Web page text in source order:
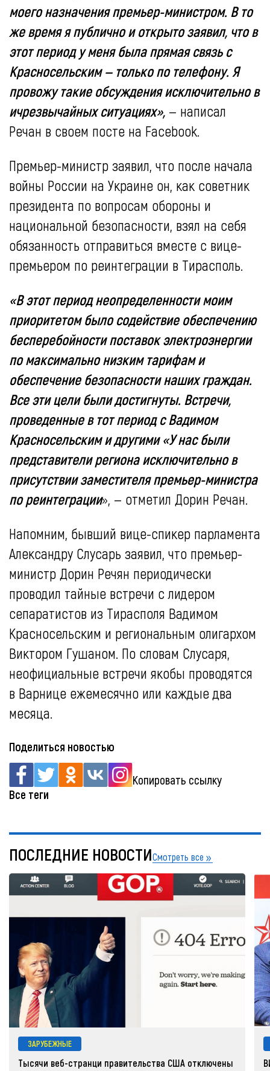
моего назначения премьер-министром. В то
же время я публично и открыто заявил, что в
этот период у меня была прямая связь с
Красносельским — только по телефону. Я
провожу такие обсуждения исключительно в
ичрезвычайных ситуациях», — написал
Речан в своем посте на Facebook.
Премьер-министр заявил, что после начала
войны России на Украине он, как советник
президента по вопросам обороны и
национальной безопасности, взял на себя
обязанность отправиться вместе с вице-
премьером по реинтеграции в Тирасполь.
«В этот период неопределенности моим
приоритетом было содействие обеспечению
бесперебойности поставок электроэнергии
по максимально низким тарифам и
обеспечение безопасности наших граждан.
Все эти цели были достигнуты. Встречи,
проведенные в тот период с Вадимом
Красносельским и другими «У нас были
представители региона исключительно в
присутствии заместителя премьер-министра
по реинтеграции», — отметил Дорин Речан.
Напомним, бывший вице-спикер парламента
Александру Слусарь заявил, что премьер-
министр Дорин Речян периодически
проводил тайные встречи с лидером
сепаратистов из Тирасполя Вадимом
Красносельским и региональным олигархом
Виктором Гушаном. По словам Слусаря,
неофициальные встречи якобы проводятся
в Варнице ежемесячно или каждые два
месяца.
Поделиться новостью
Копировать ссылку
Все теги
ПОСЛЕДНИЕ НОВОСТИСмотреть все
ЗАРУБЕЖНЫЕ
Тысячи веб-странци правительства США отключены